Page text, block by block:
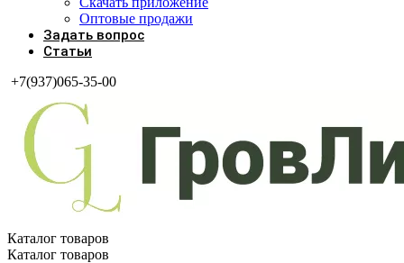
Оптовые продажи
Задать вопрос
Статьи
+7(937)065-35-00
Каталог товаров
Каталог товаров